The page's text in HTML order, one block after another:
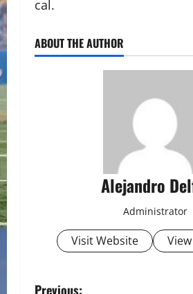
cal.
ABOUT THE AUTHOR
Alejandro
Administrator
Visit Website
Previous: